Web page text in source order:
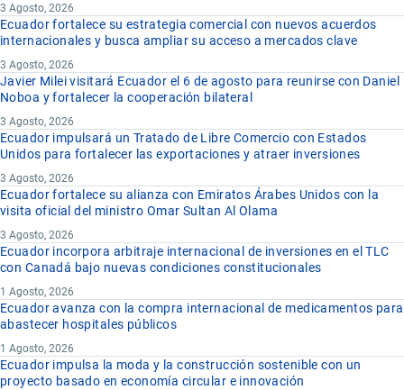
3 Agosto, 2026
Ecuador fortalece su estrategia comercial con nuevos acuerdos
internacionales y busca ampliar su acceso a mercados clave
3 Agosto, 2026
Javier Milei visitará Ecuador el 6 de agosto para reunirse con Daniel
Noboa y fortalecer la cooperación bilateral
3 Agosto, 2026
Ecuador impulsará un Tratado de Libre Comercio con Estados
Unidos para fortalecer las exportaciones y atraer inversiones
3 Agosto, 2026
Ecuador fortalece su alianza con Emiratos Árabes Unidos con la
visita oficial del ministro Omar Sultan Al Olama
3 Agosto, 2026
Ecuador incorpora arbitraje internacional de inversiones en el TLC
con Canadá bajo nuevas condiciones constitucionales
1 Agosto, 2026
Ecuador avanza con la compra internacional de medicamentos para
abastecer hospitales públicos
1 Agosto, 2026
Ecuador impulsa la moda y la construcción sostenible con un
proyecto basado en economía circular e innovación